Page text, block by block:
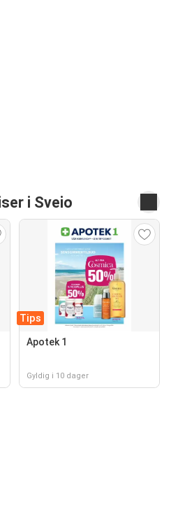
i Sveio
Tips
Apotek 1
Gyldig i 10 dager